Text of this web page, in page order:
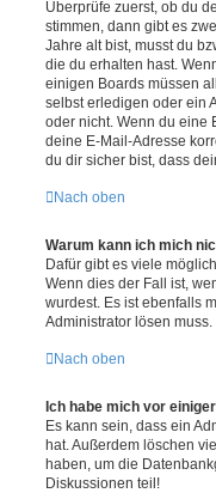
Überprüfe zuerst, ob du
stimmen, dann gibt es
Jahre alt bist, musst du
die du erhalten hast.
einigen Boards müssen
selbst erledigen oder ein
oder nicht. Wenn du eine
deine E-Mail-Adresse
du dir sicher bist, dass
Nach oben
Warum kann ich mich
Dafür gibt es viele
Wenn dies der Fall ist,
wurdest. Es ist ebenfalls
Administrator lösen muss.
Nach oben
Ich habe mich vor
Es kann sein, dass ein
hat. Außerdem löschen
haben, um die
Diskussionen teil!